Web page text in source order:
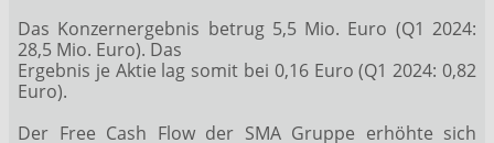
Das Konzernergebnis betrug 5,5 Mio. Euro (Q1 2024:
28,5 Mio. Euro). Das
Ergebnis je Aktie lag somit bei 0,16 Euro (Q1 2024: 0,82
Euro).
Der Free Cash Flow der SMA Gruppe erhöhte sich